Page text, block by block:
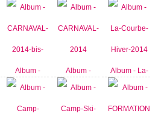
Album -
CARNAVAL-
2014-bis-
Album -
CARNAVAL-
2014
Album - La-
Courbe-
Hiver-2014